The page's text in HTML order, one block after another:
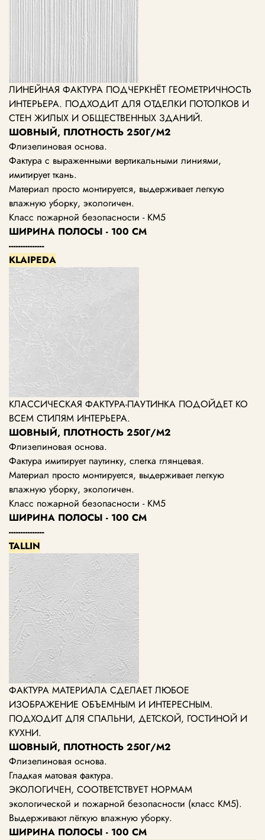
ЛИНЕЙНАЯ ФАКТУРА ПОДЧЕРКНЁТ ГЕОМЕТРИЧНОСТЬ
ИНТЕРЬЕРА. ПОДХОДИТ ДЛЯ ОТДЕЛКИ ПОТОЛКОВ И
СТЕН ЖИЛЫХ И ОБЩЕСТВЕННЫХ ЗДАНИЙ.
ШОВНЫЙ, ПЛОТНОСТЬ 250Г/М2
Флизелиновая основа.
Фактура с выраженными вертикальными линиями,
имитирует ткань.
Материал просто монтируется, выдерживает легкую
влажную уборку, экологичен.
Класс пожарной безопасности - КМ5
ШИРИНА ПОЛОСЫ - 100 СМ
---------------
KLAIPEDA
КЛАССИЧЕСКАЯ ФАКТУРА-ПАУТИНКА ПОДОЙДЕТ КО
ВСЕМ СТИЛЯМ ИНТЕРЬЕРА.
ШОВНЫЙ, ПЛОТНОСТЬ 250Г/М2
Флизелиновая основа.
Фактура имитирует паутинку, слегка глянцевая.
Материал просто монтируется, выдерживает легкую
влажную уборку, экологичен.
Класс пожарной безопасности - КМ5
ШИРИНА ПОЛОСЫ - 100 СМ
---------------
TALLIN
ФАКТУРА МАТЕРИАЛА СДЕЛАЕТ ЛЮБОЕ
ИЗОБРАЖЕНИЕ ОБЪЕМНЫМ И ИНТЕРЕСНЫМ.
ПОДХОДИТ ДЛЯ СПАЛЬНИ, ДЕТСКОЙ, ГОСТИНОЙ И
КУХНИ.
ШОВНЫЙ, ПЛОТНОСТЬ 250Г/М2
Флизелиновая основа.
Гладкая матовая фактура.
ЭКОЛОГИЧЕН, СООТВЕТСТВУЕТ НОРМАМ
экологической и пожарной безопасности (класс КМ5).
Выдерживают лёгкую влажную уборку.
ШИРИНА ПОЛОСЫ - 100 СМ